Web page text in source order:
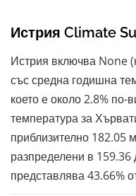
Истрия Climate
Истрия включва None
със средна годишна
което е около 2.8% по-
температура за
приблизително 182.05
разпределени в
представлява 43.66%